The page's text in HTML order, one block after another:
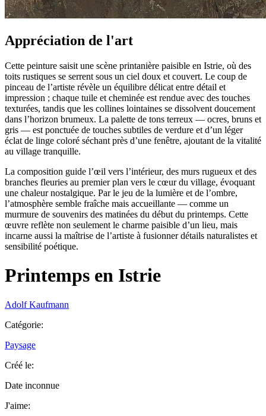
Appréciation de l'art
Cette peinture saisit une scène printanière paisible en Istrie, où des
toits rustiques se serrent sous un ciel doux et couvert. Le coup de
pinceau de l’artiste révèle un équilibre délicat entre détail et
impression ; chaque tuile et cheminée est rendue avec des touches
texturées, tandis que les collines lointaines se dissolvent doucement
dans l’horizon brumeux. La palette de tons terreux — ocres, bruns et
gris — est ponctuée de touches subtiles de verdure et d’un léger
éclat de linge coloré séchant près d’une fenêtre, ajoutant de la vitalité
au village tranquille.
La composition guide l’œil vers l’intérieur, des murs rugueux et des
branches fleuries au premier plan vers le cœur du village, évoquant
une chaleur nostalgique. Par le jeu de la lumière et de l’ombre,
l’atmosphère semble fraîche mais accueillante — comme un
murmure de souvenirs des matinées du début du printemps. Cette
œuvre reflète non seulement le charme paisible d’un lieu, mais
incarne aussi la maîtrise de l’artiste à fusionner détails naturalistes et
sensibilité poétique.
Printemps en Istrie
Adolf Kaufmann
Catégorie:
Paysage
Créé le:
Date inconnue
J'aime: